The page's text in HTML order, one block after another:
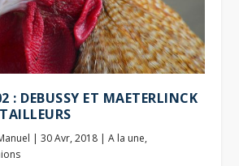
: DEBUSSY ET MAETERLINCK
|30 Avr, 2018 |A la une,